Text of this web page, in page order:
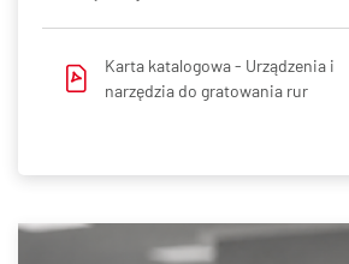
Karta katalogowa - Urządzenia i
narzędzia do gratowania rur